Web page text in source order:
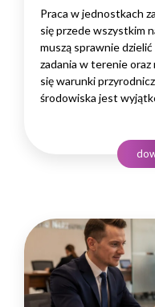
Praca w jednostkach
się przede wszystkim
muszą sprawnie
zadania w terenie oraz
się warunki
środowiska jest
podejmowania
to nie pojedyncze